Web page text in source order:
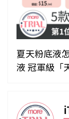
夏天粉底液
液 冠軍級「